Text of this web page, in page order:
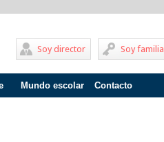
Soy familia
Soy director
Mundo escolar Contacto